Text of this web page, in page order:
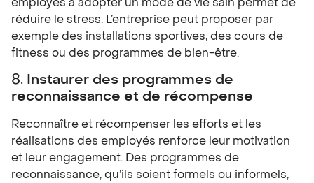
réduire le stress. L’entreprise peut proposer par
exemple des installations sportives, des cours de
fitness ou des programmes de bien-être.
8. Instaurer des programmes de
reconnaissance et de récompense
Reconnaître et récompenser les efforts et les
réalisations des employés renforce leur motivation
et leur engagement. Des programmes de
reconnaissance, qu’ils soient formels ou informels,